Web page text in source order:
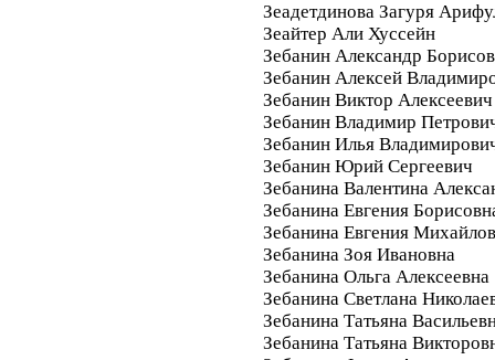
Зеадетдинова Загуря
Зеайтер Али Хуссейн
Зебанин Александр
Зебанин Алексей
Зебанин Виктор Алексеевич
Зебанин Владимир
Зебанин Илья
Зебанин Юрий Сергеевич
Зебанина Валентина
Зебанина Евгения
Зебанина Евгения
Зебанина Зоя Ивановна
Зебанина Ольга Алексеевна
Зебанина Светлана
Зебанина Татьяна
Зебанина Татьяна